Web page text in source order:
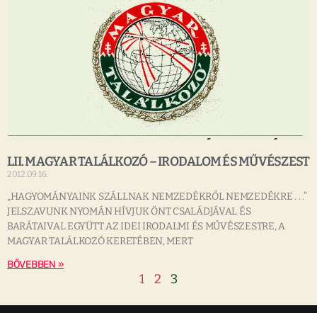
LII. MAGYAR TALÁLKOZÓ – IRODALOM ÉS MŰVÉSZEST
2012.09.16.
„HAGYOMÁNYAINK SZÁLLNAK NEMZEDÉKRŐL NEMZEDÉKRE . . .”
JELSZAVUNK NYOMÁN HÍVJUK ÖNT CSALÁDJÁVAL ÉS
BARÁTAIVAL EGYÜTT AZ IDEI IRODALMI ÉS MŰVÉSZESTRE, A
MAGYAR TALÁLKOZÓ KERETÉBEN, MERT
BŐVEBBEN »
1 2 3